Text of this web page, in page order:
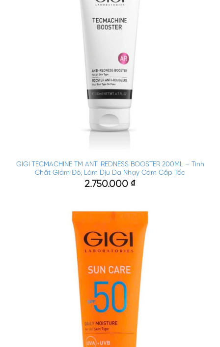
GIGI TECMACHINE TM ANTI REDNESS BOOSTER 200ML – Tinh
Chất Giảm Đỏ, Làm Dịu Da Nhạy Cảm Cấp Tốc
2.750.000 ₫